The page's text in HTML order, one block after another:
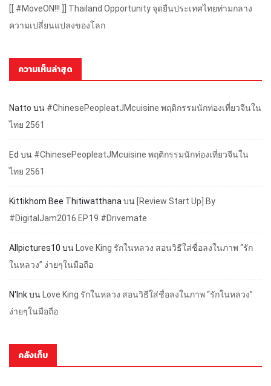
[[ #MoveON!!! ]] Thailand Opportunity จุดยืนประเทศไทยท่ามกลาง
ความเปลี่ยนแปลงของโลก
ความเห็นล่าสุด
Natto บน #ChinesePeopleatJMcuisine พฤติกรรมนักท่องเที่ยวจีนใน
ไทย 2561
Ed บน #ChinesePeopleatJMcuisine พฤติกรรมนักท่องเที่ยวจีนใน
ไทย 2561
Kittikhom Bee Thitiwatthana บน [Review Start Up] By
#DigitalJam2016 EP.19 #Drivemate
Allpictures10 บน
Love King รักในหลวง สอนวิธีใส่ชื่อลงในภาพ “รัก
ในหลวง” ง่ายๆในมือถือ
N'Inkบน
Love King รักในหลวง สอนวิธีใส่ชื่อลงในภาพ “รักในหลวง”
ง่ายๆในมือถือ
คลังเก็บ